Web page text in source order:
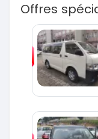
Offres